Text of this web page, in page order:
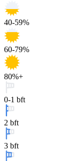
40-59%
60-79%
80%+
0-1 bft
2 bft
3 bft